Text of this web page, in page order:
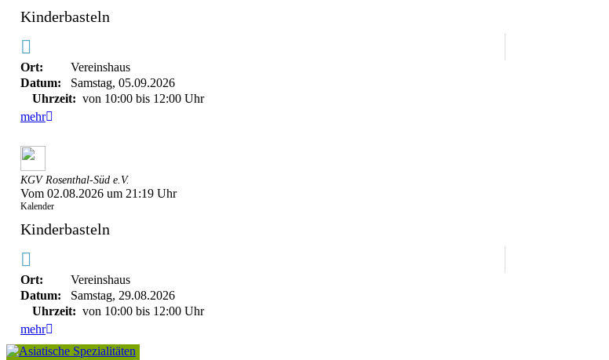
Kinderbasteln
Ort:
Vereinshaus
Datum:
Samstag, 05.09.2026
Uhrzeit: von 10:00 bis 12:00 Uhr
mehr
KGV Rosenthal-Süd e.V.
Vom 02.08.2026 um 21:19 Uhr
Kalender
Kinderbasteln
Ort:
Vereinshaus
Datum:
Samstag, 29.08.2026
Uhrzeit: von 10:00 bis 12:00 Uhr
mehr